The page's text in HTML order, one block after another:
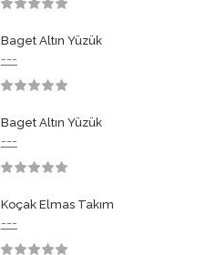
Baget Altın Yüzük
---
Baget Altın Yüzük
---
Koçak Elmas Takım
---